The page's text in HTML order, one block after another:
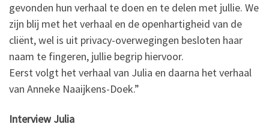
gevonden hun verhaal te doen en te delen met jullie. We
zijn blij met het verhaal en de openhartigheid van de
cliënt, wel is uit privacy-overwegingen besloten haar
naam te fingeren, jullie begrip hiervoor.
Eerst volgt het verhaal van Julia en daarna het verhaal
van Anneke Naaijkens-Doek.”
Interview Julia